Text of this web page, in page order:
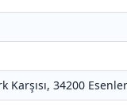
Karşısı, 34200